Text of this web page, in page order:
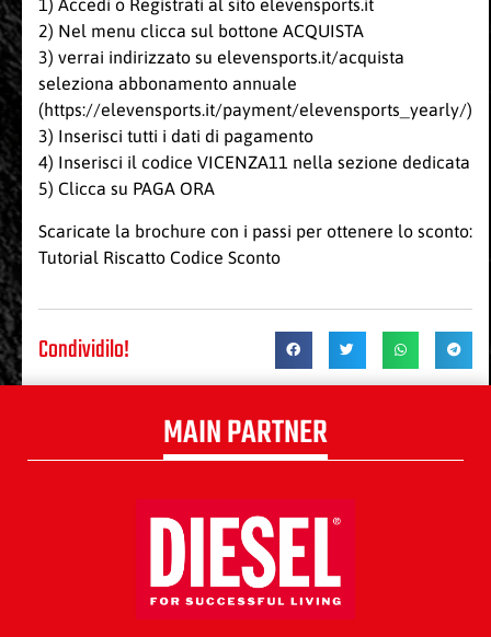
1) Accedi o Registrati al sito elevensports.it
2) Nel menu clicca sul bottone ACQUISTA
3) verrai indirizzato su elevensports.it/acquista
seleziona abbonamento annuale
(https://elevensports.it/payment/elevensports_yearly/)
3) Inserisci tutti i dati di pagamento
4) Inserisci il codice VICENZA11 nella sezione dedicata
5) Clicca su PAGA ORA
Scaricate la brochure con i passi per ottenere lo sconto:
Tutorial Riscatto Codice Sconto
Condividilo!
MAIN PARTNER